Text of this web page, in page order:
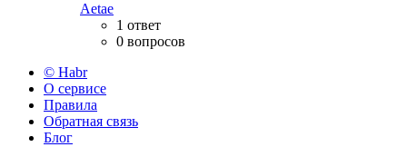
Aetae
1 ответ
0 вопросов
© Habr
О сервисе
Правила
Обратная связь
Блог